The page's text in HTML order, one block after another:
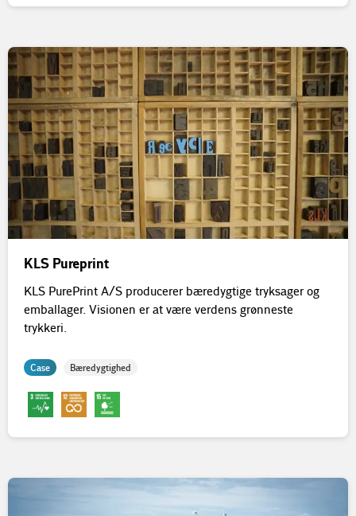
KLS Pureprint
KLS PurePrint A/S producerer bæredygtige tryksager og
emballager. Visionen er at være verdens grønneste
trykkeri.
Case Bæredygtighed